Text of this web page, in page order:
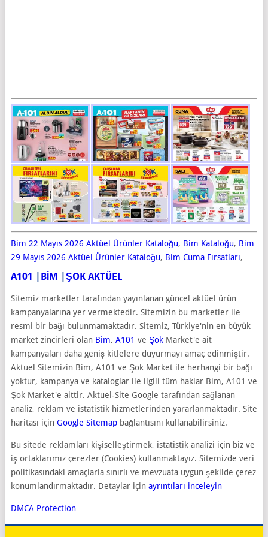
Bim 22 Mayıs 2026 Aktüel Ürünler Kataloğu, Bim Kataloğu, Bim
29 Mayıs 2026 Aktüel Ürünler Kataloğu, Bim Cuma Fırsatları,
A101 BİM ŞOK AKTÜEL
Sitemiz marketler tarafından yayınlanan güncel aktüel ürün
kampanyalarına yer vermektedir. Sitemizin bu marketler ile
resmi bir bağı bulunmamaktadır. Sitemiz, Türkiye'nin en büyük
market zincirleri olan Bim, A101 ve ŞokMarket'e ait
kampanyaları daha geniş kitlelere duyurmayı amaç edinmiştir.
Aktuel Sitemizin Bim, A101 ve Şok Market ile herhangi bir bağı
yoktur, kampanya ve kataloglar ile ilgili tüm haklar Bim, A101 ve
Şok Market'e aittir. Aktuel-Site Google tarafından sağlanan
analiz, reklam ve istatistik hizmetlerinden yararlanmaktadır. Site
haritası için Google Sitemapbağlantısını kullanabilirsiniz.
Bu sitede reklamları kişiselleştirmek, istatistik analizi için biz ve
iş ortaklarımız çerezler (Cookies) kullanmaktayız. Sitemizde veri
politikasındaki amaçlarla sınırlı ve mevzuata uygun şekilde çerez
konumlandırmaktadır. Detaylar için ayrıntıları inceleyin
DMCA Protection